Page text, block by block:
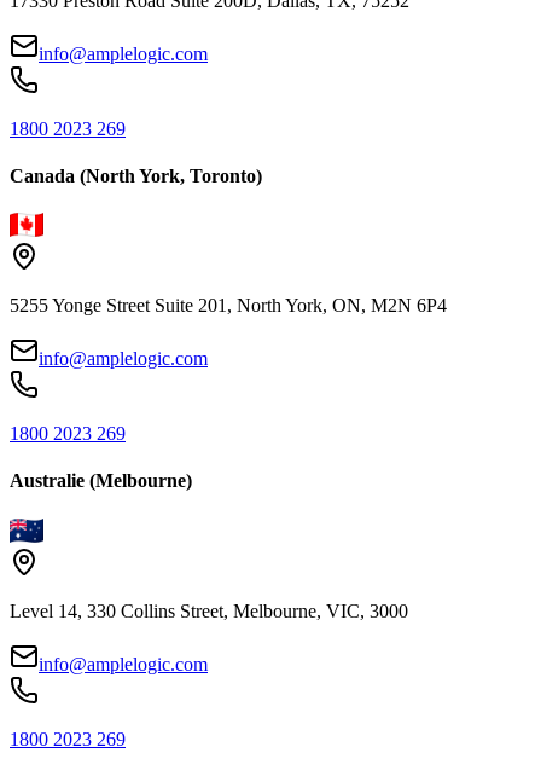
info@amplelogic.com
1800 2023 269
Canada (North York, Toronto)
5255 Yonge Street Suite 201, North York, ON, M2N 6P4
info@amplelogic.com
1800 2023 269
Australie (Melbourne)
Level 14, 330 Collins Street, Melbourne, VIC, 3000
info@amplelogic.com
1800 2023 269